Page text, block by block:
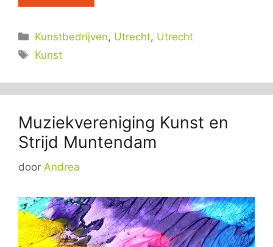
Categorieën
Kunstbedrijven, Utrecht, Utrecht
Tags
Kunst
Muziekvereniging Kunst en
Strijd Muntendam
door Andrea